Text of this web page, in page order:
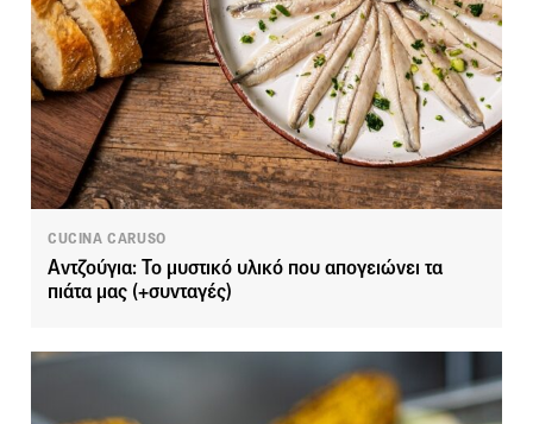
CUCINA CARUSO
Αντζούγια: Το μυστικό υλικό που απογειώνει τα
πιάτα μας (+συνταγές)